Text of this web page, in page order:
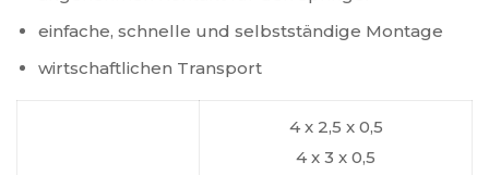
einfache, schnelle und selbstständige Montage
wirtschaftlichen Transport
4 x 2,5 x 0,5
4 x 3 x 0,5